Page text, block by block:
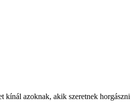
kínál azoknak, akik szeretnek